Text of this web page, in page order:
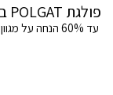
פולגת POLGAT ב- FINAL SALE .
עד 60% הנחה על מגוון פריטים מקולקציית החורף.